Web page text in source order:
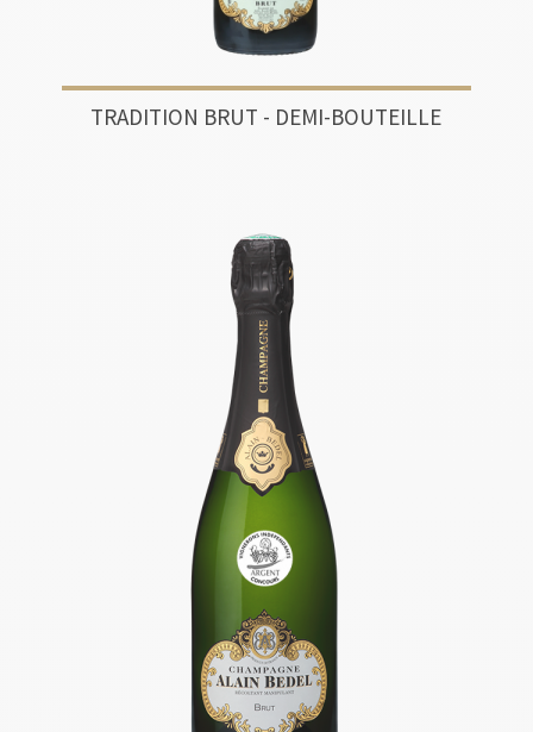
TRADITION BRUT - DEMI-BOUTEILLE